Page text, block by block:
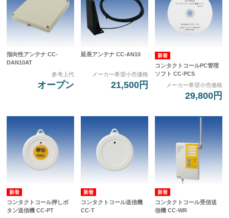
指向性アンテナ CC-
DAN10AT
参考上代
オープン
延長アンテナ CC-AN10
メーカー希望小売価格
21,500円
コンタクトコールPC管理
ソフト CC-PCS
メーカー希望小売価格
29,800円
コンタクトコール押しボ
タン送信機 CC-PT
コンタクトコール送信機
CC-T
コンタクトコール受信送
信機 CC-WR